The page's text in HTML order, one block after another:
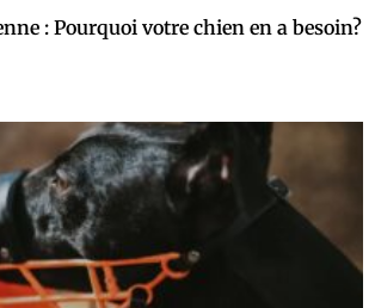
: Pourquoi votre chien en a besoin?